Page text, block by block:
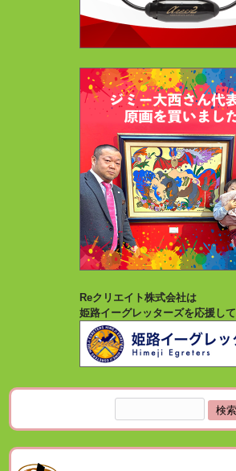
Reクリエイト株式会社は
姫路イーグレッターズを応援し
索: